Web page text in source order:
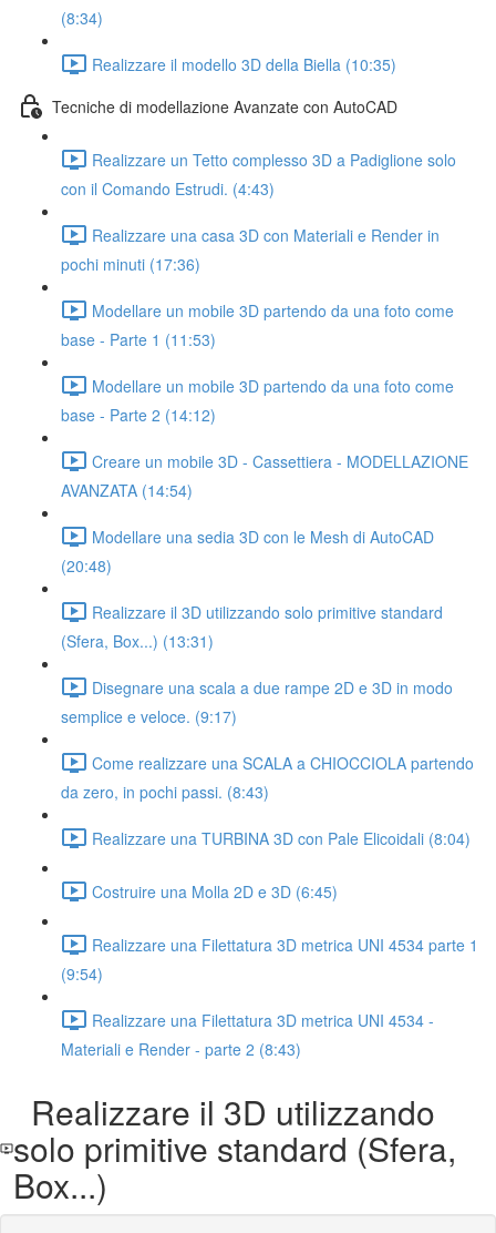
(8:34)
Realizzare il modello 3D della Biella (10:35)
Tecniche di modellazione Avanzate con AutoCAD
Realizzare un Tetto complesso 3D a Padiglione solo
con il Comando Estrudi. (4:43)
Realizzare una casa 3D con Materiali e Render in
pochi minuti (17:36)
Modellare un mobile 3D partendo da una foto come
base - Parte 1 (11:53)
Modellare un mobile 3D partendo da una foto come
base - Parte 2 (14:12)
Creare un mobile 3D - Cassettiera - MODELLAZIONE
AVANZATA (14:54)
Modellare una sedia 3D con le Mesh di AutoCAD
(20:48)
Realizzare il 3D utilizzando solo primitive standard
(Sfera, Box...) (13:31)
Disegnare una scala a due rampe 2D e 3D in modo
semplice e veloce. (9:17)
Come realizzare una SCALA a CHIOCCIOLA partendo
da zero, in pochi passi. (8:43)
Realizzare una TURBINA 3D con Pale Elicoidali (8:04)
Costruire una Molla 2D e 3D (6:45)
Realizzare una Filettatura 3D metrica UNI 4534 parte 1
(9:54)
Realizzare una Filettatura 3D metrica UNI 4534 -
Materiali e Render - parte 2 (8:43)
Realizzare il 3D utilizzando
solo primitive standard (Sfera,
Box...)